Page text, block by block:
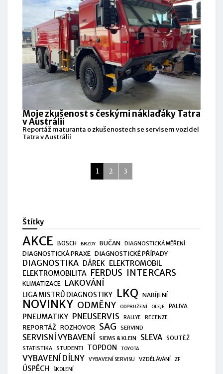
Moje zkušenost s českými náklaďáky Tatra
v Austrálii
Reportáž maturanta o zkušenostech se servisem vozidel
Tatra v Austrálii
1 2 3
Štítky
AKCE BOSCH BRZDY BUČAN DIAGNOSTICKÁ MĚŘENÍ
DIAGNOSTICKÁ PRAXE DIAGNOSTICKÉ PŘÍPADY
DIAGNOSTIKA DÁREK ELEKTROMOBIL
ELEKTROMOBILITA FERDUS INTERCARS
KLIMATIZACE LAKOVÁNÍ
LIGA MISTRŮ DIAGNOSTIKY LKQ NABÍJENÍ
NOVINKY ODMĚNY ODPRUŽENÍ OLEJE PALIVA
PNEUMATIKY PNEUSERVIS RALLYE RECENZE
REPORTÁŽ ROZHOVOR SAG SERVIND
SERVISNÍ VYBAVENÍ SIEMS & KLEIN SLEVA SOUTĚŽ
STATISTIKA STUDENTI TOPDON TOYOTA
VYBAVENÍ DÍLNY VYBAVENÍ SERVISU VZDĚLÁVÁNÍ ZF
ÚSPĚCH ŠKOLENÍ